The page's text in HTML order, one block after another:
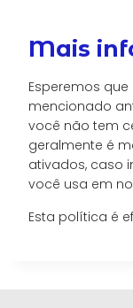
Mais
Esperemos
mencionado
você não tem
geralmente é
ativados, caso
você usa em
Esta política é